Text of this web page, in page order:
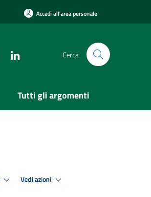
Accedi all'area personale
Cerca
Tutti gli argomenti
Vedi azioni